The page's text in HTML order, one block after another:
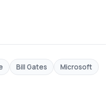
Bill Gates
Microsoft